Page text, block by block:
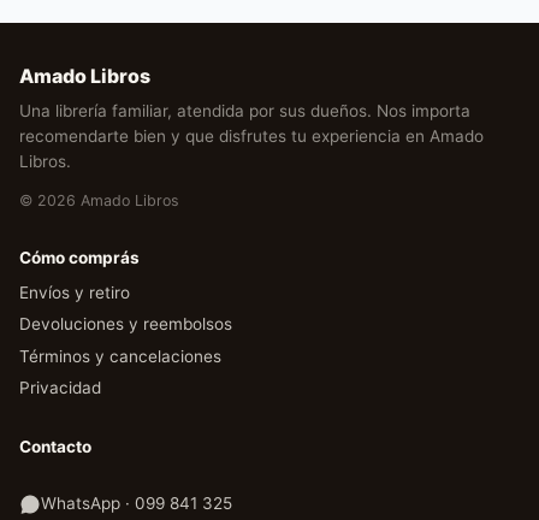
Amado Libros
Una librería familiar, atendida por sus dueños. Nos importa
recomendarte bien y que disfrutes tu experiencia en Amado
Libros.
© 2026 Amado Libros
Cómo comprás
Envíos y retiro
Devoluciones y reembolsos
Términos y cancelaciones
Privacidad
Contacto
WhatsApp · 099 841 325